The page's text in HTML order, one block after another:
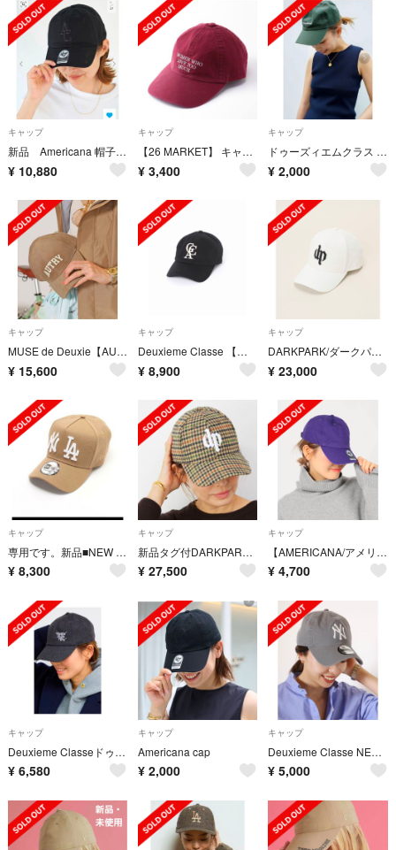
キャップ
新品 Americana 帽子 クロ
¥ 10,880
キャップ
【26 MARKET】 キャップ
¥ 3,400
キャップ
ドゥーズィエムクラス SKIN スキンCAP キャップ
¥ 2,000
キャップ
MUSE de Deuxie【AUTRY/オートリー】 CORDUROY CAP
¥ 15,600
キャップ
Deuxieme Classe 【グッドグリーフ】GCA Cap
¥ 8,900
キャップ
DARKPARK/ダークパーク キャップ レア完売品
¥ 23,000
キャップ
専用です。新品■NEW ERA■DOUBLE LOGO ■ドゥーズィエムクラス
¥ 8,300
キャップ
新品タグ付DARKPARK CHECK BASEBALL CAP
¥ 27,500
キャップ
【AMERICANA/アメリカーナ】 SIDE AC CAP PURPLE
¥ 4,700
キャップ
Deuxieme ClasseドゥズィーエムクラスBTN Logo Cap
¥ 6,580
キャップ
Americana cap
¥ 2,000
キャップ
Deuxieme Classe NEW ERA ニューエラ ヤンキース キャップ
¥ 5,000